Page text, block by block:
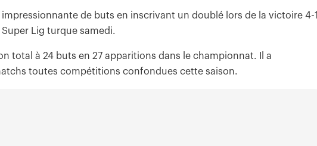
de buts en inscrivant un doublé lors de la victoire 4-1
Lig turque samedi.
total à 24 buts en 27 apparitions dans le championnat. Il a
toutes compétitions confondues cette saison.